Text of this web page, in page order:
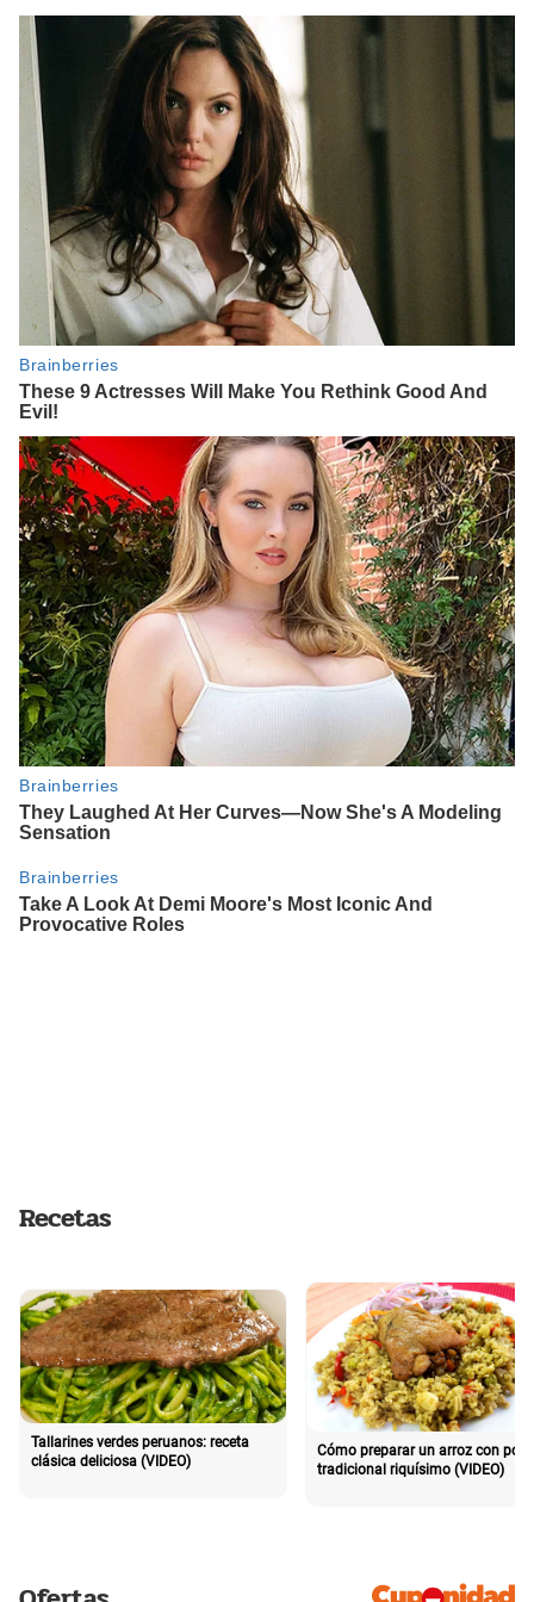
Recetas
Tallarines verdes peruanos: receta
clásica deliciosa (VIDEO)
Cómo preparar un arroz con pollo
tradicional riquísimo (VIDEO)